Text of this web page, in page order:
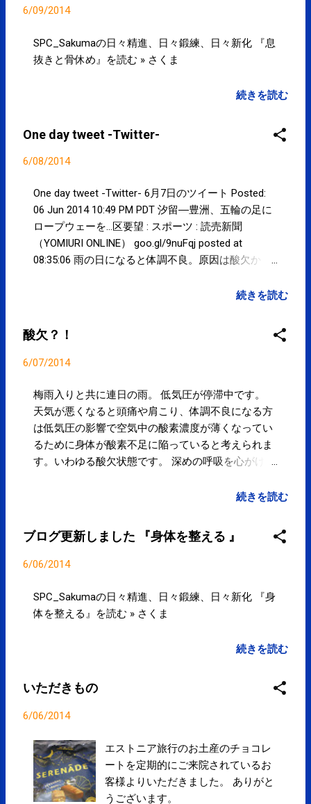
6/09/2014
SPC_Sakumaの日々精進、日々鍛練、日々新化 『息
抜きと骨休め』を読む » さくま
続きを読む
One day tweet -Twitter-
6/08/2014
One day tweet -Twitter- 6月7日のツイート Posted:
06 Jun 2014 10:49 PM PDT 汐留―豊洲、五輪の足に
ロープウェーを…区要望 : スポーツ : 読売新聞
（YOMIURI ONLINE） goo.gl/9nuFqj posted at
08:35:06 雨の日になると体調不良。原因は酸欠か
14:49:42 You are subscribed to email updates from
Twilog To stop receiving these emails, you may
unsubscribe now . Email delivery powered by Google
Google Inc., 20 West Kinzie, Chicago IL USA 60610
続きを読む
酸欠？！
6/07/2014
梅雨入りと共に連日の雨。 低気圧が停滞中です。
天気が悪くなると頭痛や肩こり、体調不良になる方
は低気圧の影響で空気中の酸素濃度が薄くなってい
るために身体が酸素不足に陥っていると考えられま
す。いわゆる酸欠状態です。 深めの呼吸を心がけた
をしたり深呼吸をすると酸欠状態は改善されやすい
体調を崩しやすくなります。 定期的に身体のケア・
メンテナンスをしていると季節の変わり目にも対応
できるようになってきます。 お悩みの方はご相談下
続きを読む
ブログ更新しました 『身体を整える 』
6/06/2014
SPC_Sakumaの日々精進、日々鍛練、日々新化 『身
体を整える』を読む » さくま
続きを読む
いただきもの
6/06/2014
エストニア旅行のお土産のチョコレ
ートを定期的にご来院されているお
客様よりいただきました。 ありがと
うございます。